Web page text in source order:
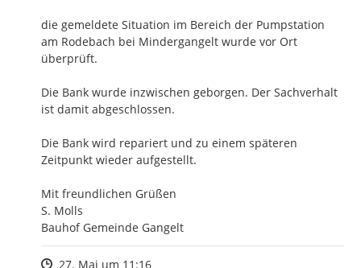
die gemeldete Situation im Bereich der Pumpstation
am Rodebach bei Mindergangelt wurde vor Ort
überprüft.
Die Bank wurde inzwischen geborgen. Der Sachverhalt
ist damit abgeschlossen.
Die Bank wird repariert und zu einem späteren
Zeitpunkt wieder aufgestellt.
Mit freundlichen Grüßen
S. Molls
Bauhof Gemeinde Gangelt
Zeitpunkt des Erstellens
27. Mai um 11:16